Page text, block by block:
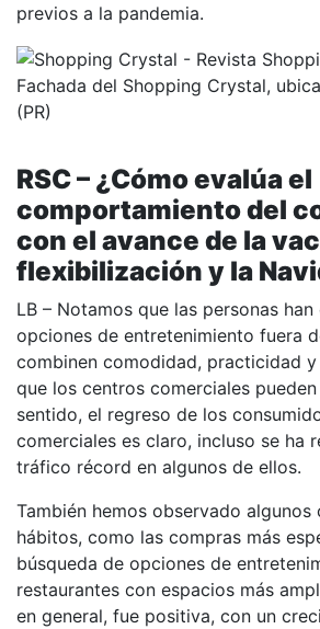
previos a la pandemia.
Fachada del Shopping Crystal,
(PR)
RSC – ¿Cómo evalúa el
comportamiento del
con el avance de la
flexibilización y la
LB – Notamos que las personas
opciones de entretenimiento fuera
combinen comodidad, practicidad
que los centros comerciales
sentido, el regreso de los
comerciales es claro, incluso se ha
tráfico récord en algunos de ellos.
También hemos observado algunos
hábitos, como las compras más
búsqueda de opciones de
restaurantes con espacios más
en general, fue positiva, con un